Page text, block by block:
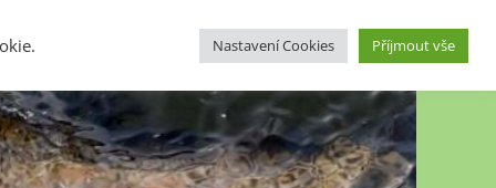
Ubytování Přihlásit seNastavení Cookies Příjmout vše